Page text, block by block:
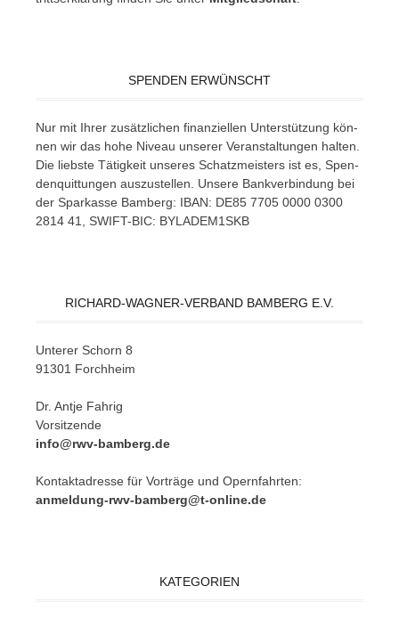
SPENDEN ERWÜNSCHT
Nur mit Ih­rer zu­sätz­li­chen fi­nan­zi­el­len Un­ter­stüt­zung kön­
nen wir das hohe Ni­veau un­se­rer Ver­an­stal­tun­gen hal­ten.
Die liebs­te Tä­tig­keit un­se­res Schatz­meis­ters ist es, Spen­
den­quit­tun­gen aus­zu­stel­len. Un­se­re Bank­ver­bin­dung bei
der Spar­kas­se Bam­berg: IBAN: DE85 7705 0000 0300
2814 41, SWIFT-BIC: BYLADEM1SKB
RICHARD-WAGNER-VERBAND BAMBERG E.V.
Un­te­rer Schorn 8
91301 Forchheim
Dr. Ant­je Fahrig
Vorsitzende
info@rwv-bamberg.de
Kon­takt­adres­se für Vor­trä­ge und Opern­fahr­ten:
anmeldung-rwv-bamberg@t-online.de
KATEGORIEN